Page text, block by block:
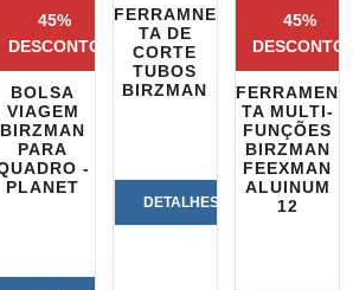
45%
DESCONTO
BOLSA
VIAGEM
BIRZMAN
PARA
-
PLANET
FERRAMNE
TA DE
CORTE
TUBOS
BIRZMAN
DETALHES
45%
DESCONTO
FERRAMEN
TA MULTI-
FUNÇÕES
BIRZMAN
FEEXMAN
ALUINUM
12